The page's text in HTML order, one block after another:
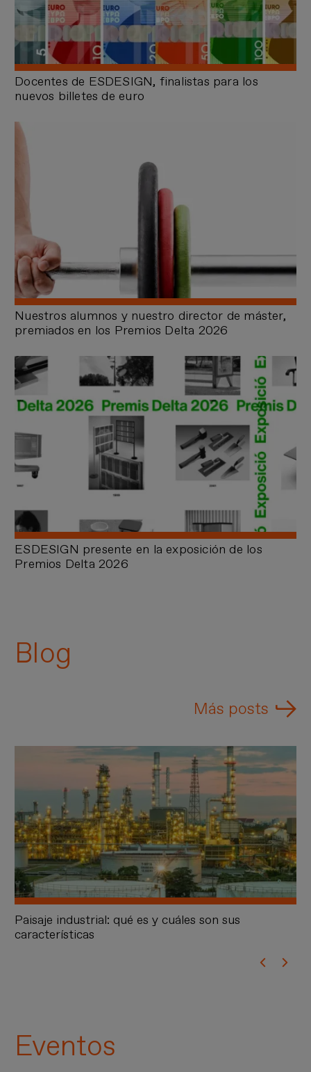
Docentes de ESDESIGN, finalistas para los
nuevos billetes de euro
Nuestros alumnos y nuestro director de máster,
premiados en los Premios Delta 2026
ESDESIGN presente en la exposición de los
Premios Delta 2026
Blog
Paisaje industrial: qué es y cuáles son sus
características
Más posts
Eventos